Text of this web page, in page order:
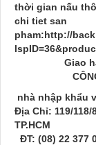
thời gian nấu
chi tiet san
pham:http://
Giao
nhà nhập khẩu
Địa Chỉ: 119/
TP.HCM
ĐT: (08) 22 377